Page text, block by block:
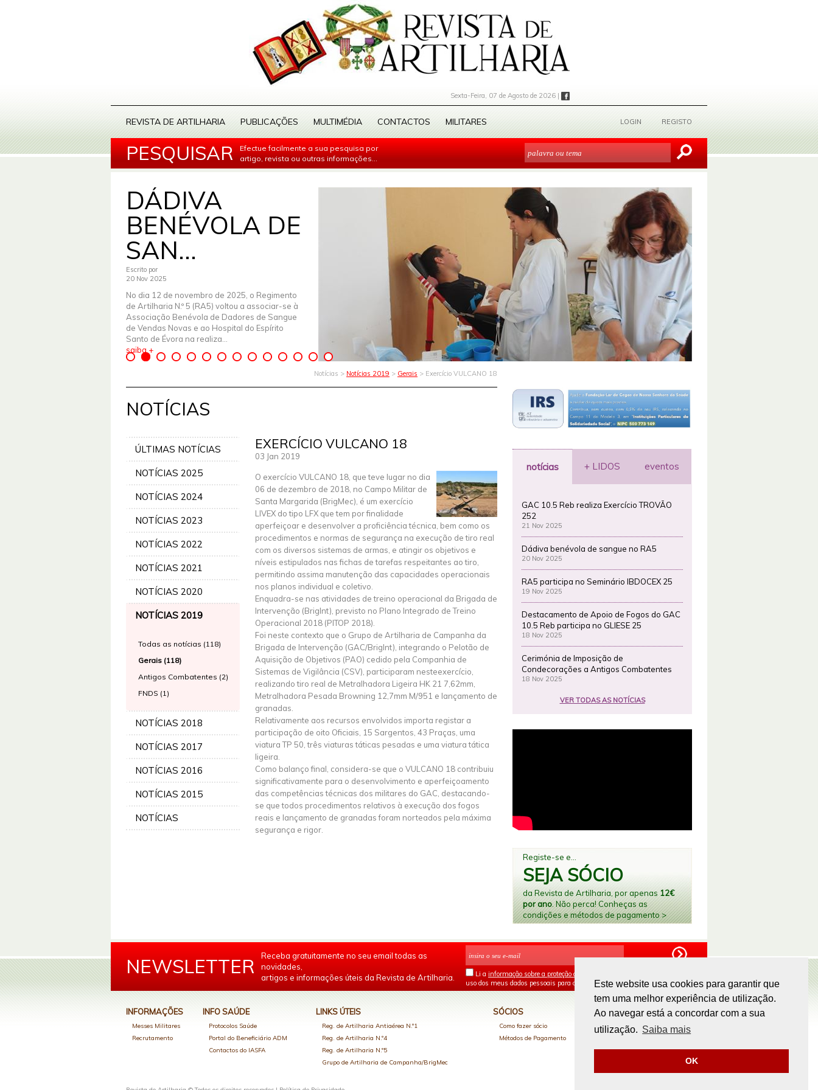
Este website usa cookies para garantir que
tem uma melhor experiência de utilização.
Ao navegar está a concordar com a sua
utilização. Saiba mais
OK
Sexta-Feira, 07 de Agosto de 2026 |
REVISTA DE ARTILHARIA PUBLICAÇÕES MULTIMÉDIA CONTACTOS MILITARES LOGIN REGISTO
PESQUISAR
Efectue facilmente a sua pesquisa por
artigo, revista ou outras informações...
DÁDIVA
BENÉVOLA DE
SAN...
Escrito por
20 Nov 2025
No dia 12 de novembro de 2025, o Regimento
de Artilharia N.º 5 (RA5) voltou a associar-se à
Associação Benévola de Dadores de Sangue
de Vendas Novas e ao Hospital do Espírito
Santo de Évora na realiza...
saiba +
Notícias > Notícias 2019 > Gerais > Exercício VULCANO 18
NOTÍCIAS
ÚLTIMAS NOTÍCIAS
NOTÍCIAS 2025
NOTÍCIAS 2024
NOTÍCIAS 2023
NOTÍCIAS 2022
NOTÍCIAS 2021
NOTÍCIAS 2020
NOTÍCIAS 2019
Todas as notícias (118)
Gerais (118)
Antigos Combatentes (2)
FNDS (1)
NOTÍCIAS 2018
NOTÍCIAS 2017
NOTÍCIAS 2016
NOTÍCIAS 2015
NOTÍCIAS
EXERCÍCIO VULCANO 18
03 Jan 2019
O exercício VULCANO 18, que teve lugar no dia
06 de dezembro de 2018, no Campo Militar de
Santa Margarida (BrigMec), é um exercício
LIVEX do tipo LFX que tem por finalidade
aperfeiçoar e desenvolver a proficiência técnica, bem como os
procedimentos e normas de segurança na execução de tiro real
com os diversos sistemas de armas, e atingir os objetivos e
níveis estipulados nas fichas de tarefas respeitantes ao tiro,
permitindo assima manutenção das capacidades operacionais
nos planos individual e coletivo.
Enquadra-se nas atividades de treino operacional da Brigada de
Intervenção (BrigInt), previsto no Plano Integrado de Treino
Operacional 2018 (PITOP 2018).
Foi neste contexto que o Grupo de Artilharia de Campanha da
Brigada de Intervenção (GAC/BrigInt), integrando o Pelotão de
Aquisição de Objetivos (PAO) cedido pela Companhia de
Sistemas de Vigilância (CSV), participaram nesteexercício,
realizando tiro real de Metralhadora Ligeira HK 21 7,62mm,
Metralhadora Pesada Browning 12,7mm M/951 e lançamento de
granadas.
Relativamente aos recursos envolvidos importa registar a
participação de oito Oficiais, 15 Sargentos, 43 Praças, uma
viatura TP 50, três viaturas táticas pesadas e uma viatura tática
ligeira.
Como balanço final, considera-se que o VULCANO 18 contribuiu
significativamente para o desenvolvimento e aperfeiçoamento
das competências técnicas dos militares do GAC, destacando-
se que todos procedimentos relativos à execução dos fogos
reais e lançamento de granadas foram norteados pela máxima
segurança e rigor.
notícias + LIDOS eventos
GAC 10.5 Reb realiza Exercício TROVÃO
252
21 Nov 2025
Dádiva benévola de sangue no RA5
20 Nov 2025
RA5 participa no Seminário IBDOCEX 25
19 Nov 2025
Destacamento de Apoio de Fogos do GAC
10.5 Reb participa no GLIESE 25
18 Nov 2025
Cerimónia de Imposição de
Condecorações a Antigos Combatentes
18 Nov 2025
VER TODAS AS NOTÍCIAS
Registe-se e...
SEJA SÓCIO
da Revista de Artilharia, por apenas 12€
por ano. Não perca! Conheças as
condições e métodos de pagamento >
NEWSLETTER
Receba gratuitamente no seu email todas as
novidades,
artigos e informações úteis da Revista de Artilharia.
Li a informação sobre a proteção de dados
uso dos meus dados pessoais para os fins mencionados.
INFORMAÇÕES
Messes Militares
Recrutamento
INFO SAÚDE
Protocolos Saúde
Portal do Beneficiário ADM
Contactos do IASFA
LINKS ÚTEIS
Reg. de Artilharia Antiaérea N.º1
Reg. de Artilharia N.º4
Reg. de Artilharia N.º5
Grupo de Artilharia de Campanha/BrigMec
SÓCIOS
Como fazer sócio
Métodos de Pagamento
PAGAMENTOS ONLINE